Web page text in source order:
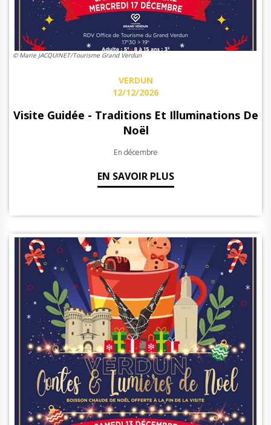
© Marie JACQUINET/Tourisme Grand Verdun
VERDUN
12/12/2026
Visite Guidée - Traditions Et Illuminations De
Noël
En décembre
EN SAVOIR PLUS